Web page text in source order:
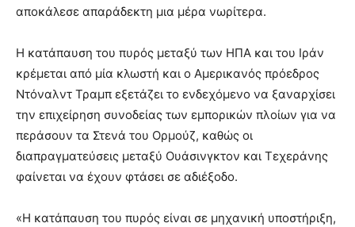
αποκάλεσε απαράδεκτη μια μέρα νωρίτερα.
Η κατάπαυση του πυρός μεταξύ των ΗΠΑ και του Ιράν
κρέμεται από μία κλωστή και ο Αμερικανός πρόεδρος
Ντόναλντ Τραμπ εξετάζει το ενδεχόμενο να ξαναρχίσει
την επιχείρηση συνοδείας των εμπορικών πλοίων για να
περάσουν τα Στενά του Ορμούζ, καθώς οι
διαπραγματεύσεις μεταξύ Ουάσινγκτον και Τεχεράνης
φαίνεται να έχουν φτάσει σε αδιέξοδο.
«Η κατάπαυση του πυρός είναι σε μηχανική υποστήριξη,